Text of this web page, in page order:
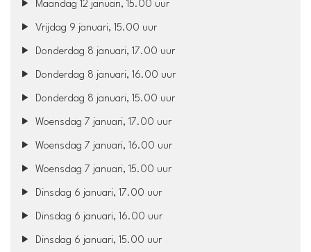
Maandag 12 januari, 15.00 uur
Vrijdag 9 januari, 15.00 uur
Donderdag 8 januari, 17.00 uur
Donderdag 8 januari, 16.00 uur
Donderdag 8 januari, 15.00 uur
Woensdag 7 januari, 17.00 uur
Woensdag 7 januari, 16.00 uur
Woensdag 7 januari, 15.00 uur
Dinsdag 6 januari, 17.00 uur
Dinsdag 6 januari, 16.00 uur
Dinsdag 6 januari, 15.00 uur